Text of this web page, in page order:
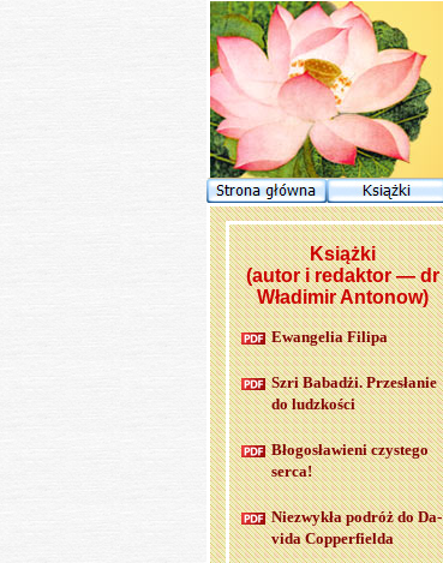
Książki
(autor i redaktor — dr
Władimir Antonow)
Ewan­ge­lia Fi­li­pa
Szri Ba­ba­dżi. Prze­sła­nie
do ludz­ko­ści
Bło­go­sła­wie­ni czy­ste­go
serca!
Nie­zwy­kła po­dróż do Da­
vi­da Cop­per­fiel­da